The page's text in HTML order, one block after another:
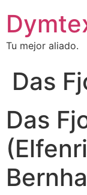
Tu mejor aliado.
Das
Das